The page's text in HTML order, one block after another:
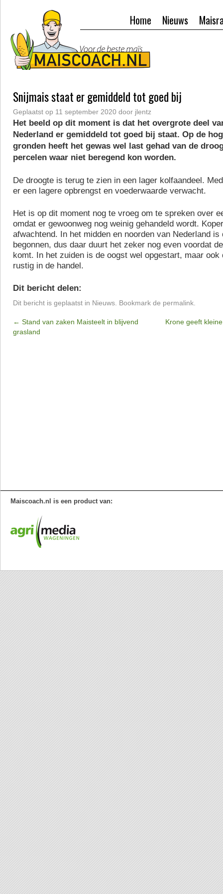
Nieuws
Home
Snijmais staat er gemiddeld tot goed bij
Geplaatst op 11 september 2020 door jlentz
Het beeld op dit moment is dat het overgrote deel
Nederland er gemiddeld tot goed bij staat. Op de
gronden heeft het gewas wel last gehad van de
percelen waar niet beregend kon worden.
De droogte is terug te zien in een lager kolfaandeel.
er een lagere opbrengst en voederwaarde verwacht.
Het is op dit moment nog te vroeg om te spreken over
omdat er gewoonweg nog weinig gehandeld wordt.
afwachtend. In het midden en noorden van Nederland is
begonnen, dus daar duurt het zeker nog even voordat
komt. In het zuiden is de oogst wel opgestart, maar ook
rustig in de handel.
Dit bericht delen:
Dit bericht is geplaatst in Nieuws . Bookmark de permalink
← Stand van zaken Maisteelt in blijvend
grasland
Krone geeft
Maiscoach.nl is een product van: